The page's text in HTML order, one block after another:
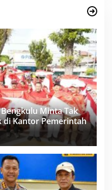
Bengkulu Minta Tak
di Kantor Pemerintah